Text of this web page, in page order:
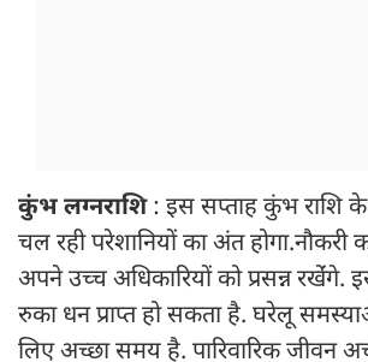
कुंभ लग्नराशि: इस सप्ताह कुंभ राशि के
चल रही परेशानियों का अंत होगा.नौकरी
अपने उच्च अधिकारियों को प्रसन्न
रुका धन प्राप्त हो सकता है. घरेलू
लिए अच्छा समय है. पारिवारिक जीवन